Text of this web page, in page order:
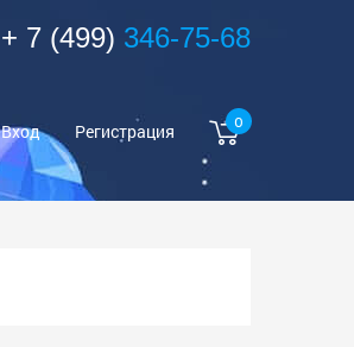
+ 7 (499) 346-75-68
Вход Регистрация 0